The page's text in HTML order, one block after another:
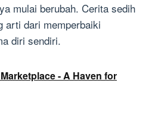
mulai berubah. Cerita sedih
arti dari memperbaiki
diri sendiri.
- A Haven for